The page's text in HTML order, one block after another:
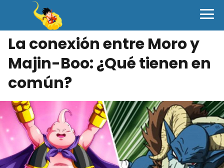
La conexión entre Moro y
Majin-Boo: ¿Qué tienen en
común?